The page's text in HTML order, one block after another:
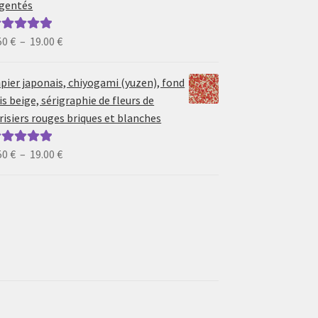
5.00sur
€ – 19.00€Plage
prix :
6.50 €
à
japonais, chiyogami (yuzen), fond
beige, sérigraphie de fleurs de
rouges briques et blanches
5.00sur
€ – 19.00€Plage